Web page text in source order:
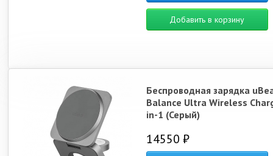
Добавить в корзину
Беспроводная зарядка
Balance Ultra Wireless
in-1 (Серый)
14550 ₽